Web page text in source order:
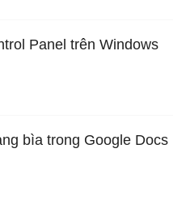
Panel trên Windows
bìa trong Google Docs